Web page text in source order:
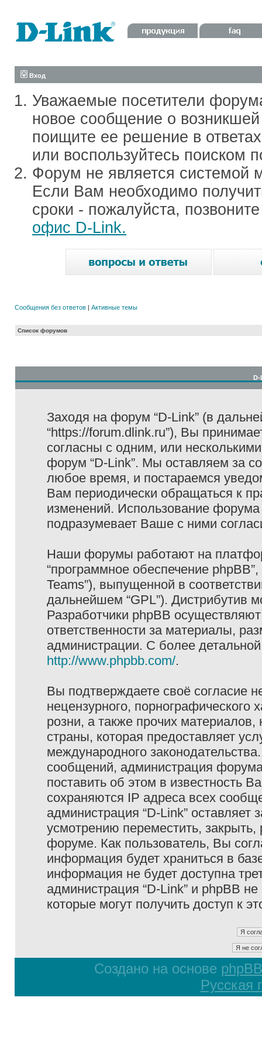
Вход
Уважаемые посетители
новое сообщение о
поищите ее решение в
или воспользуйтесь поиском
Форум не является системой
Если Вам необходимо
сроки - пожалуйста,
офис D-Link.
Сообщения без ответов | Активные темы
Список форумов
D-
Заходя на форум “D-Link” (в
“https://forum.dlink.ru”), Вы
согласны с одним, или
форум “D-Link”. Мы оставляем за
любое время, и постараемся
Вам периодически обращаться к
изменений. Использование
подразумевает Ваше с ними
Наши форумы работают на
“программное обеспечение
Teams”), выпущенной в
дальнейшем “GPL”). Дистрибутив
Разработчики phpBB
ответственности за материалы,
администрации. С более
http://www.phpbb.com/.
Вы подтверждаете своё согласие
нецензурного, порнографического
розни, а также прочих
страны, которая предоставляет
международного
сообщений, администрация
поставить об этом в известность
сохраняются IP адреса всех
администрация “D-Link”
усмотрению переместить,
форуме. Как пользователь, Вы
информация будет храниться в
информация не будет доступна
администрация “D-Link” и phpBB
которые могут получить доступ к
Создано на основе phpBB
Русская